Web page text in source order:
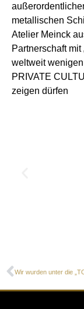
metallischen
Atelier Meinck
Partnerschaft mit
weltweit
PRIVATE
zeigen dürfen